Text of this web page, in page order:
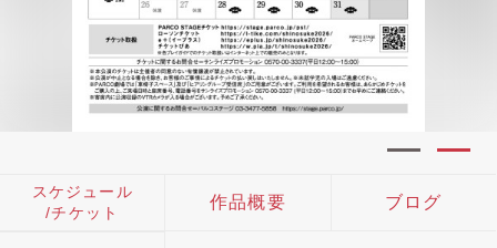
スケジュール
/チケット
作品概要 ブログ